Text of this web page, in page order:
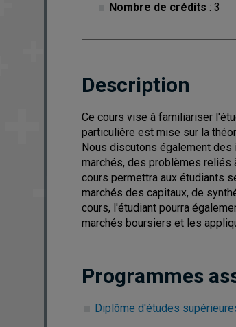
Nombre de crédits : 3
Description
Ce cours vise à familiariser
particulière est mise sur la
Nous discutons également
marchés, des problèmes reliés
cours permettra aux étudiants
marchés des capitaux, de
cours, l'étudiant pourra
marchés boursiers et les
Programmes
Diplôme d'études